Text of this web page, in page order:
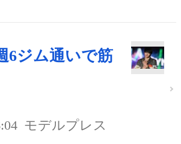
6ジム通いで筋
モデルプレス